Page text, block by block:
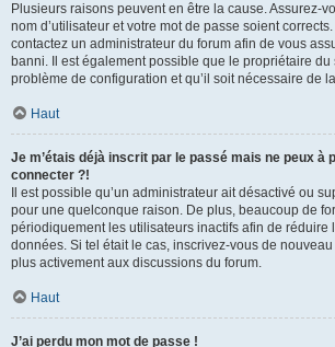
Plusieurs raisons peuvent en être la cause. Assurez-
nom d’utilisateur et votre mot de passe soient
contactez un administrateur du forum afin de vous
banni. Il est également possible que le propriétaire du
problème de configuration et qu’il soit nécessaire de
Haut
Je m’étais déjà inscrit par le passé mais ne peux à
connecter ?!
Il est possible qu’un administrateur ait désactivé ou
pour une quelconque raison. De plus, beaucoup de
périodiquement les utilisateurs inactifs afin de réduire
données. Si tel était le cas, inscrivez-vous de
plus activement aux discussions du forum.
Haut
J’ai perdu mon mot de passe !